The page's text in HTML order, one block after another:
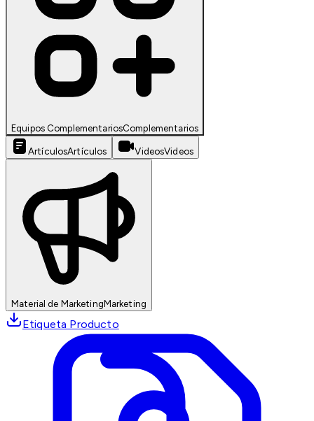
Equipos ComplementariosComplementarios
ArtículosArtículos VideosVideos
Material de MarketingMarketing
Etiqueta Producto